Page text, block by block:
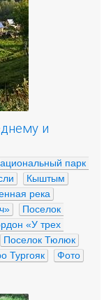
и
парк
Кыштым
река
Поселок
«У трех
Поселок Тюлюк
Тургояк
Фото